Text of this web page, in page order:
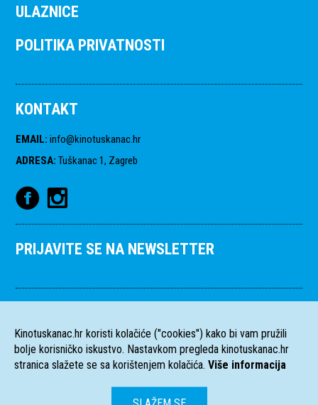
ULAZNICE
POLITIKA PRIVATNOSTI
KONTAKT
EMAIL: info@kinotuskanac.hr
ADRESA: Tuškanac 1, Zagreb
PRIJAVITE SE NA NEWSLETTER
Kinotuskanac.hr koristi kolačiće ("cookies") kako bi vam pružili
bolje korisničko iskustvo. Nastavkom pregleda kinotuskanac.hr
stranica slažete se sa korištenjem kolačića. Više informacija